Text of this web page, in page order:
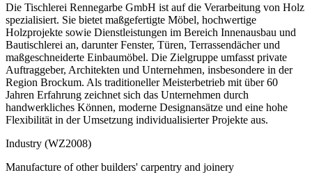
Die Tischlerei Rennegarbe GmbH ist auf die Verarbeitung von Holz
spezialisiert. Sie bietet maßgefertigte Möbel, hochwertige
Holzprojekte sowie Dienstleistungen im Bereich Innenausbau und
Bautischlerei an, darunter Fenster, Türen, Terrassendächer und
maßgeschneiderte Einbaumöbel. Die Zielgruppe umfasst private
Auftraggeber, Architekten und Unternehmen, insbesondere in der
Region Brockum. Als traditioneller Meisterbetrieb mit über 60
Jahren Erfahrung zeichnet sich das Unternehmen durch
handwerkliches Können, moderne Designansätze und eine hohe
Flexibilität in der Umsetzung individualisierter Projekte aus.
Industry (WZ2008)
Manufacture of other builders' carpentry and joinery